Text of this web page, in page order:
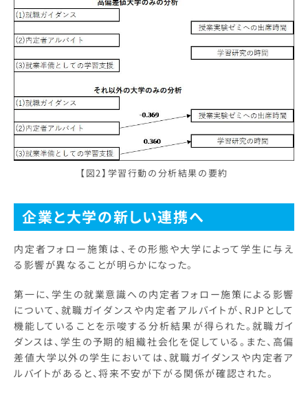
【図2】学習行動の分析結果の要約
企業と大学の新しい連携へ
内定者フォロー施策は、その形態や大学によって学生に与え
る影響が異なることが明らかになった。
第一に、学生の就業意識への内定者フォロー施策による影響
について、就職ガイダンスや内定者アルバイトが、RJPとして
機能していることを示唆する分析結果が得られた。就職ガイ
ダンスは、学生の予期的組織社会化を促している。また、高偏
差値大学以外の学生においては、就職ガイダンスや内定者ア
ルバイトがあると、将来不安が下がる関係が確認された。